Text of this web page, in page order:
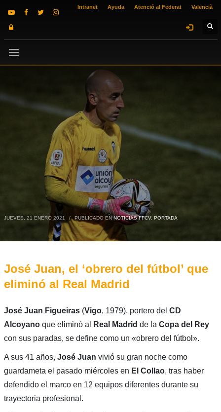
Intranet Ayuda Atenció al Federat Valencià
JUEVES, 21 ENERO 2021 / PUBLICADO ENNOTICIAS FFCV, PORTADA
José Juan, el ‘obrero del fútbol’ que
eliminó al Real Madrid
José Juan Figueiras(Vigo, 1979), portero del CD
Alcoyano que eliminó al Real Madrid de la Copa del Rey
con sus paradas, se define como un «obrero del fútbol».
A sus 41 años, José Juan vivió su gran noche como
guardameta el pasado miércoles en El Collao, tras haber
defendido el marco en 12 equipos diferentes durante su
trayectoria profesional.